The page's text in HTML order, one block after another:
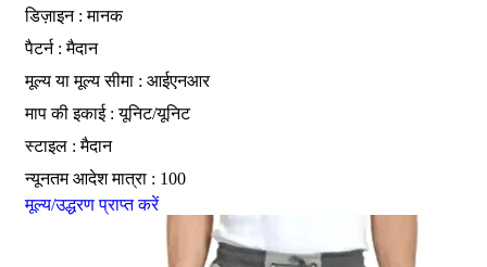
डिज़ाइन : मानक
पैटर्न : मैदान
मूल्य या मूल्य सीमा : आईएनआर
माप की इकाई : यूनिट/यूनिट
स्टाइल : मैदान
न्यूनतम आदेश मात्रा : 100
मूल्य/उद्धरण प्राप्त करें